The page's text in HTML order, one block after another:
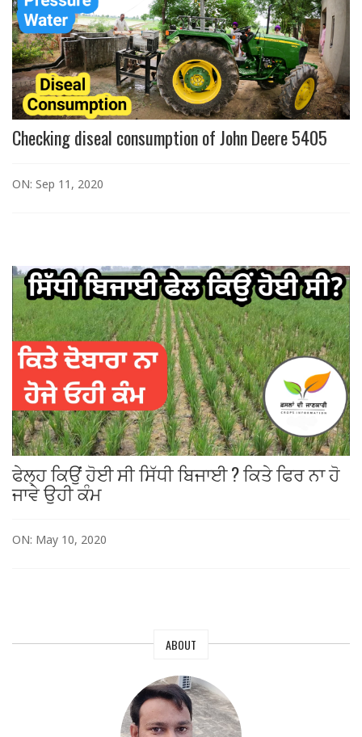
Checking diseal consumption of John Deere 5405
ON: Sep 11, 2020
ਫੇਲ੍ਹ ਕਿਉਂ ਹੋਈ ਸੀ ਸਿੱਧੀ ਬਿਜਾਈ ? ਕਿਤੇ ਫਿਰ ਨਾ ਹੋ
ਜਾਵੇ ਉਹੀ ਕੰਮ
ON: May 10, 2020
ABOUT